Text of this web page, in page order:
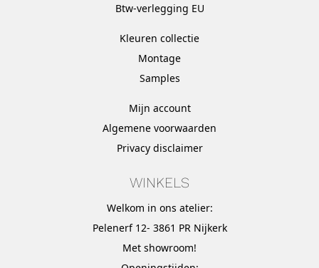
Btw-verlegging EU
Kleuren collectie
Montage
Samples
Mijn account
Algemene voorwaarden
Privacy disclaimer
WINKELS
Welkom in ons atelier:
Pelenerf 12- 3861 PR Nijkerk
Met showroom!